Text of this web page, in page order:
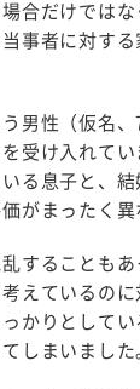
合だけでは
事者に対す
男性（仮名
受け入れて
る息子と、
がまったく異
することも
えているの
かりとして
しまいました